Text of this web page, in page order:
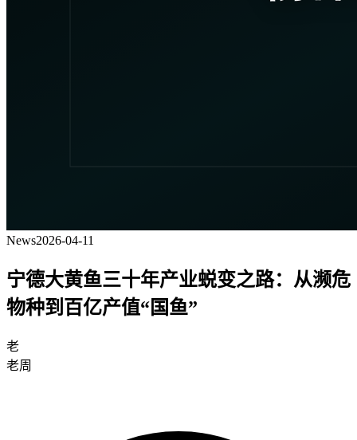
News2026-04-11
宁德大黄鱼三十年产业蜕变之路：从濒危
物种到百亿产值“国鱼”
老
老周